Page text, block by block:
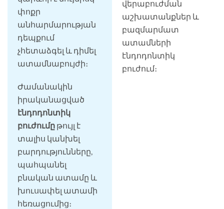
փոքր
անհարմարության
դեպքում
չհետաձգել և դիմել
ատամնաբույժի։
Ժամանակին
իրականացված
էնդոդոնտիկ
բուժումը թույլ է
տալիս կանխել
բարդությունները,
պահպանել
բնական ատամը և
խուսափել ատամի
հեռացումից։
վերաբուժման
աշխատանքներ և
բազմարմատ
ատամների
էնդոդոնտիկ
բուժում։